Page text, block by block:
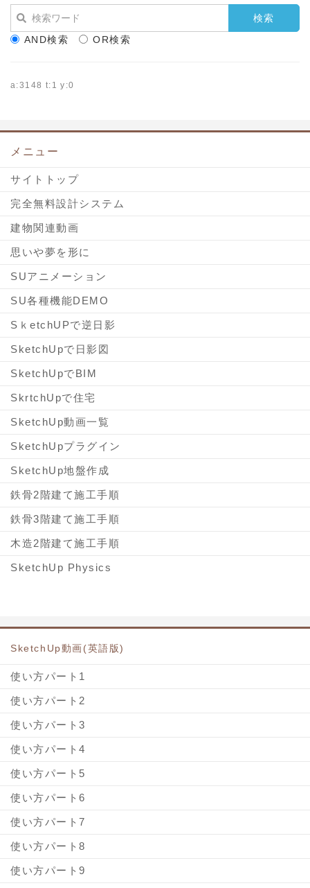
a
c
e
o
シ
ェ
w
i
t
r
ェ
AND検索 OR検索
a:3148 t:1 y:0
メニュー
サイトトップ
完全無料設計システム
建物関連動画
思いや夢を形に
SUアニメーション
SU各種機能DEMO
SｋetchUPで逆日影
SketchUpで日影図
SketchUpでBIM
SkrtchUpで住宅
SketchUp動画一覧
SketchUpプラグイン
SketchUp地盤作成
鉄骨2階建て施工手順
鉄骨3階建て施工手順
木造2階建て施工手順
SketchUp Physics
SketchUp動画(英語版)
使い方パート1
使い方パート2
使い方パート3
使い方パート4
使い方パート5
使い方パート6
使い方パート7
使い方パート8
使い方パート9